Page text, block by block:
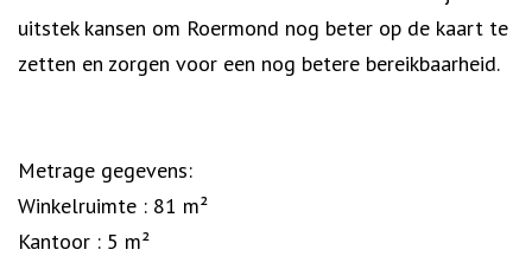
uitstek kansen om Roermond nog beter op de kaart te
zetten en zorgen voor een nog betere bereikbaarheid.
Metrage gegevens:
Winkelruimte : 81 m²
Kantoor : 5 m²